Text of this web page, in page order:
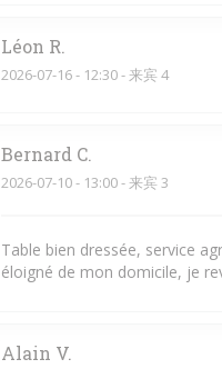
Léon R
2026-07-16- 12:30 - 来宾 4
Bernard C
2026-07-10- 13:00 - 来宾 3
Table bien dressée, service
éloigné de mon domicile, je
Alain V